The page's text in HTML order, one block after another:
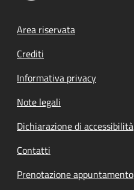
Footer menu
Area riservata
Crediti
Informativa privacy
Note legali
Dichiarazione di accessibilità
Contatti
Prenotazione appuntamento